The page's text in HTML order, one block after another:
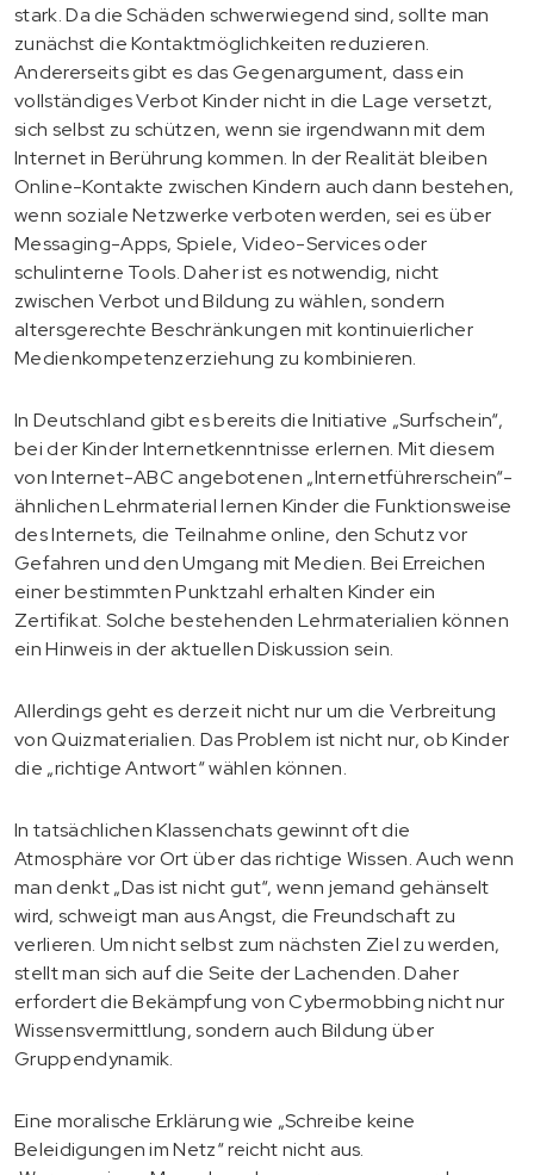
stark. Da die Schäden schwerwiegend sind, sollte man
zunächst die Kontaktmöglichkeiten reduzieren.
Andererseits gibt es das Gegenargument, dass ein
vollständiges Verbot Kinder nicht in die Lage versetzt,
sich selbst zu schützen, wenn sie irgendwann mit dem
Internet in Berührung kommen. In der Realität bleiben
Online-Kontakte zwischen Kindern auch dann bestehen,
wenn soziale Netzwerke verboten werden, sei es über
Messaging-Apps, Spiele, Video-Services oder
schulinterne Tools. Daher ist es notwendig, nicht
zwischen Verbot und Bildung zu wählen, sondern
altersgerechte Beschränkungen mit kontinuierlicher
Medienkompetenzerziehung zu kombinieren.
In Deutschland gibt es bereits die Initiative „Surfschein“,
bei der Kinder Internetkenntnisse erlernen. Mit diesem
von Internet-ABC angebotenen „Internetführerschein“-
ähnlichen Lehrmaterial lernen Kinder die Funktionsweise
des Internets, die Teilnahme online, den Schutz vor
Gefahren und den Umgang mit Medien. Bei Erreichen
einer bestimmten Punktzahl erhalten Kinder ein
Zertifikat. Solche bestehenden Lehrmaterialien können
ein Hinweis in der aktuellen Diskussion sein.
Allerdings geht es derzeit nicht nur um die Verbreitung
von Quizmaterialien. Das Problem ist nicht nur, ob Kinder
die „richtige Antwort“ wählen können.
In tatsächlichen Klassenchats gewinnt oft die
Atmosphäre vor Ort über das richtige Wissen. Auch wenn
man denkt „Das ist nicht gut“, wenn jemand gehänselt
wird, schweigt man aus Angst, die Freundschaft zu
verlieren. Um nicht selbst zum nächsten Ziel zu werden,
stellt man sich auf die Seite der Lachenden. Daher
erfordert die Bekämpfung von Cybermobbing nicht nur
Wissensvermittlung, sondern auch Bildung über
Gruppendynamik.
Eine moralische Erklärung wie „Schreibe keine
Beleidigungen im Netz“ reicht nicht aus.